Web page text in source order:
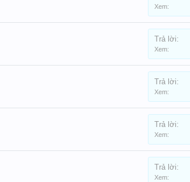
Xem:
Trả lời:
Xem:
Trả lời:
Xem:
Trả lời:
Xem:
Trả lời:
Xem: